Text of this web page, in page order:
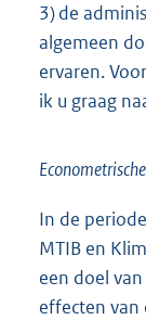
3) de
algemeen
ervaren.
ik u graag
In de
MTIB en
een doel
effecten van